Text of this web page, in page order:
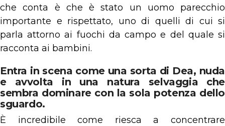
che conta è che è stato un uomo parecchio
importante e rispettato, uno di quelli di cui si
parla attorno ai fuochi da campo e del quale si
racconta ai bambini.
Entra in scena come una sorta di Dea, nuda
e avvolta in una natura selvaggia che
sembra dominare con la sola potenza dello
sguardo.
È incredibile come riesca a concentrare